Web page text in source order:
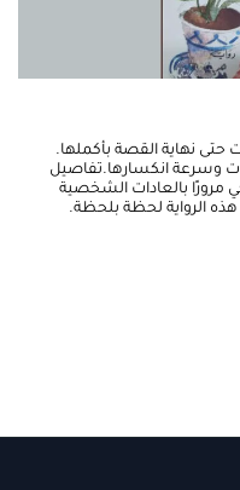
حتى نهاية القصة بأكملها.
انكسارها.تفاصيل
مرورًا بالعادات الشخصية
هذه الرواية لحظة بلحظة.